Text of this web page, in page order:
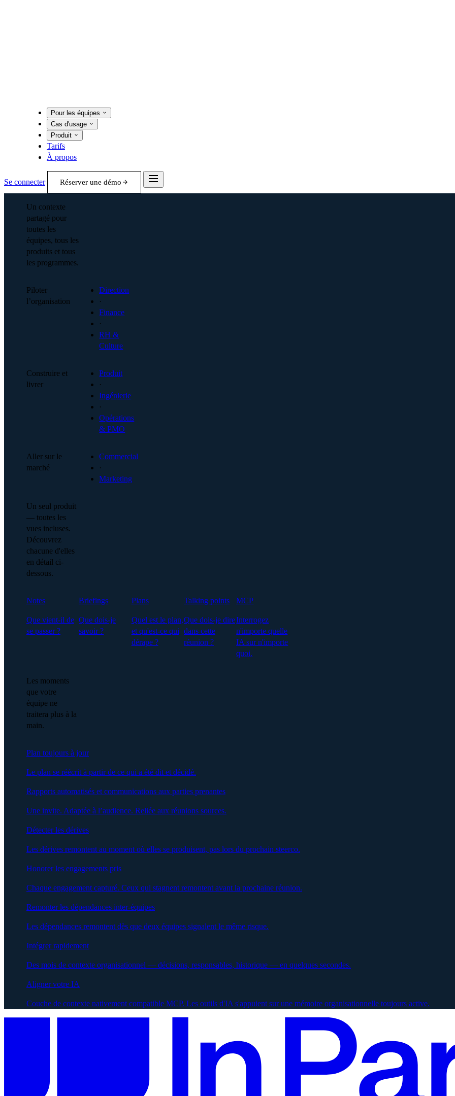
Pour les équipes
Cas d'usage
Produit
Tarifs
À propos
Se connecter Réserver une démo
Un contexte
partagé pour
toutes les
équipes, tous les
produits et tous
les programmes.
Piloter
l’organisation
Direction
·
Finance
·
RH &
Culture
Construire et
livrer
Produit
·
Ingénierie
·
Opérations
& PMO
Aller sur le
marché
Commercial
·
Marketing
Un seul produit
— toutes les
vues incluses.
Découvrez
chacune d'elles
en détail ci-
dessous.
Notes
Que vient-il de
se passer ?
Briefings
Que dois-je
savoir ?
Plans
Quel est le plan,
et qu'est-ce qui
dérape ?
Talking points
Que dois-je dire
dans cette
réunion ?
MCP
Interrogez
n'importe quelle
IA sur n'importe
quoi.
Les moments
que votre
équipe ne
traitera plus à la
main.
Plan toujours à jour
Le plan se réécrit à partir de ce qui a été dit et décidé.
Rapports automatisés et communications aux parties prenantes
Une invite. Adaptée à l’audience. Reliée aux réunions sources.
Détecter les dérives
Les dérives remontent au moment où elles se produisent, pas lors du prochain steerco.
Honorer les engagements pris
Chaque engagement capturé. Ceux qui stagnent remontent avant la prochaine réunion.
Remonter les dépendances inter-équipes
Les dépendances remontent dès que deux équipes signalent le même risque.
Intégrer rapidement
Des mois de contexte organisationnel — décisions, responsables, historique — en quelques secondes.
Aligner votre IA
Couche de contexte nativement compatible MCP. Les outils d'IA s'appuient sur une mémoire organisationnelle toujours active.